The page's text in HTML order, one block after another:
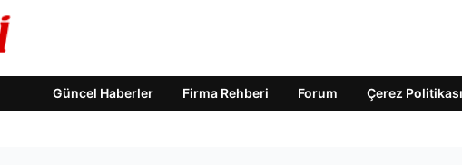
Güncel Haberler Firma Rehberi Forum Çerez Politikası